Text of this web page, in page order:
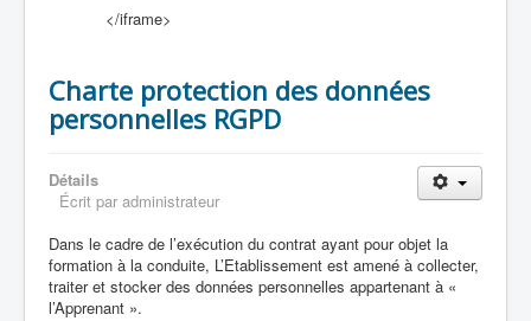
</iframe>
Charte protection des données
personnelles RGPD
Détails
Écrit par administrateur
Dans le cadre de l’exécution du contrat ayant pour objet la
formation à la conduite, L’Etablissement est amené à collecter,
traiter et stocker des données personnelles appartenant à «
l’Apprenant ».